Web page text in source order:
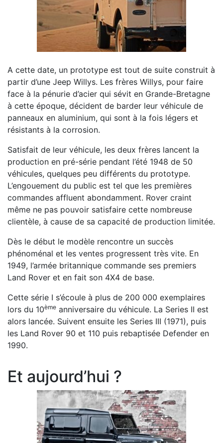
A cette date, un prototype est tout de suite construit à
partir d’une Jeep Willys. Les frères Willys, pour faire
face à la pénurie d’acier qui sévit en Grande-Bretagne
à cette époque, décident de barder leur véhicule de
panneaux en aluminium, qui sont à la fois légers et
résistants à la corrosion.
Satisfait de leur véhicule, les deux frères lancent la
production en pré-série pendant l’été 1948 de 50
véhicules, quelques peu différents du prototype.
L’engouement du public est tel que les premières
commandes affluent abondamment. Rover craint
même ne pas pouvoir satisfaire cette nombreuse
clientèle, à cause de sa capacité de production limitée.
Dès le début le modèle rencontre un succès
phénoménal et les ventes progressent très vite. En
1949, l’armée britannique commande ses premiers
Land Rover et en fait son 4X4 de base.
Cette série I s’écoule à plus de 200 000 exemplaires
lors du 10ème anniversaire du véhicule. La Series II est
alors lancée. Suivent ensuite les Series III (1971), puis
les Land Rover 90 et 110 puis rebaptisée Defender en
1990.
Et aujourd’hui ?